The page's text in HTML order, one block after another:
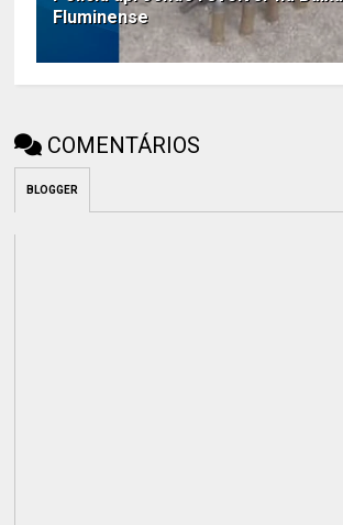
Fluminense
COMENTÁRIOS
BLOGGER